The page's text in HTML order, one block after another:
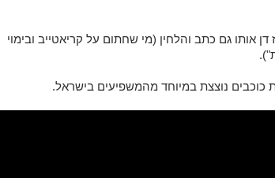
אותו גם כתב והלחין (מי שחתום על קריאטייב ובימוי
כוכבים נוצצת במיוחד מהמשפיעים בישראל.